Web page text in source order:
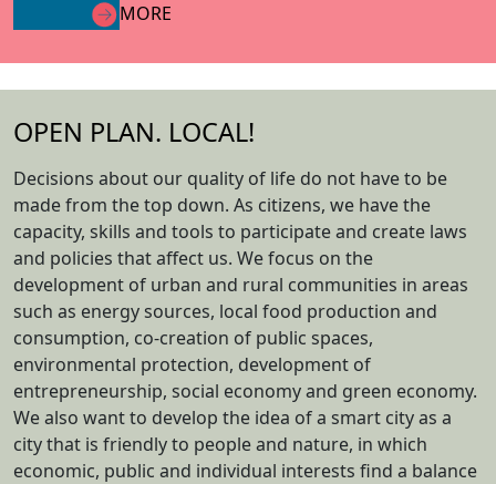
MORE
OPEN PLAN. LOCAL!
Decisions about our quality of life do not have to be
made from the top down. As citizens, we have the
capacity, skills and tools to participate and create laws
and policies that affect us. We focus on the
development of urban and rural communities in areas
such as energy sources, local food production and
consumption, co-creation of public spaces,
environmental protection, development of
entrepreneurship, social economy and green economy.
We also want to develop the idea of a smart city as a
city that is friendly to people and nature, in which
economic, public and individual interests find a balance